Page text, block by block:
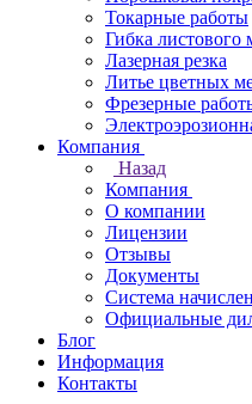
Токарные работы
Гибка листового
Лазерная резка
Литье цветных
Фрезерные
Компания
Назад
Компания
О компании
Лицензии
Отзывы
Документы
Система
Официальные
Блог
Информация
Контакты